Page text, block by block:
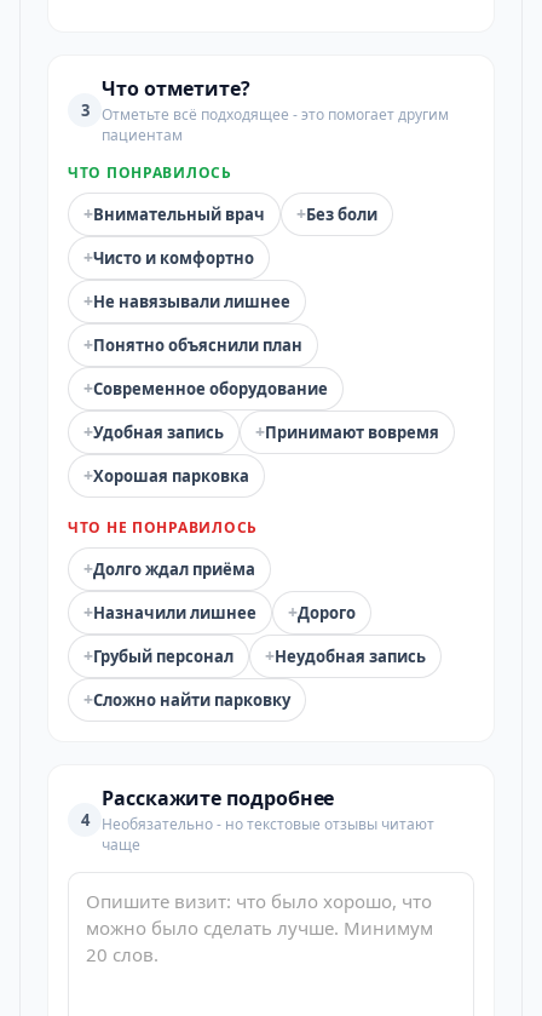
3
Что отметите?
Отметьте всё подходящее - это помогает другим
пациентам
ЧТО ПОНРАВИЛОСЬ
+Внимательный врач +Без боли
+Чисто и комфортно
+Не навязывали лишнее
+Понятно объяснили план
+Современное оборудование
+Удобная запись +Принимают вовремя
+Хорошая парковка
ЧТО НЕ ПОНРАВИЛОСЬ
+Долго ждал приёма
+Назначили лишнее +Дорого
+Грубый персонал +Неудобная запись
+Сложно найти парковку
4
Расскажите подробнее
Необязательно - но текстовые отзывы читают
чаще